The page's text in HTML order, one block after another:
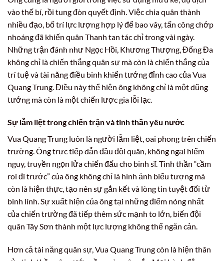
vào thế bí, rồi tung đòn quyết định. Việc chia quân thành
nhiều đạo, bố trí lực lượng hợp lý để bao vây, tấn công chớp
nhoáng đã khiến quân Thanh tan tác chỉ trong vài ngày.
Những trận đánh như Ngọc Hồi, Khương Thượng, Đống Đa
không chỉ là chiến thắng quân sự mà còn là chiến thắng của
trí tuệ và tài năng điều binh khiển tướng đỉnh cao của Vua
Quang Trung. Điều này thể hiện ông không chỉ là một dũng
tướng mà còn là một chiến lược gia lỗi lạc.
Sự lẫm liệt trong chiến trận và tinh thần yêu nước
Vua Quang Trung luôn là người lẫm liệt, oai phong trên chiến
trường. Ông trực tiếp dẫn đầu đội quân, không ngại hiểm
nguy, truyền ngọn lửa chiến đấu cho binh sĩ. Tinh thần “cầm
roi đi trước” của ông không chỉ là hình ảnh biểu tượng mà
còn là hiện thực, tạo nên sự gắn kết và lòng tin tuyệt đối từ
binh lính. Sự xuất hiện của ông tại những điểm nóng nhất
của chiến trường đã tiếp thêm sức mạnh to lớn, biến đội
quân Tây Sơn thành một lực lượng không thể ngăn cản.
Hơn cả tài năng quân sự, Vua Quang Trung còn là hiện thân